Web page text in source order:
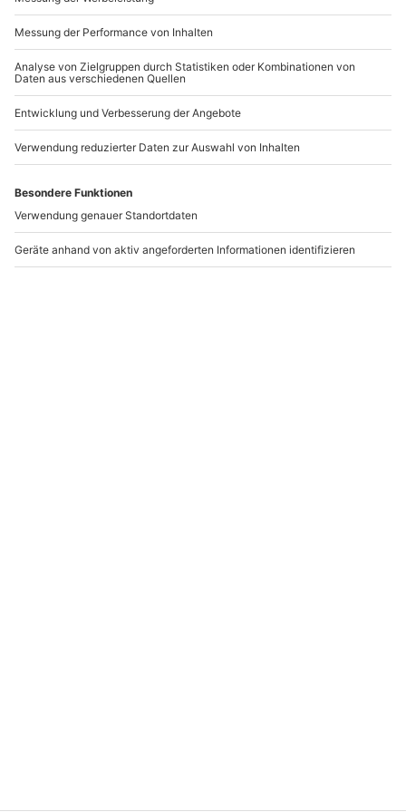
-15% CLUB DEAL
Gleitschirm
Tandemflug
Ennetbürgen
Ennetbürgen
1 Person
5 (1) 179,90 €
-15% CLUB DEAL
Gleitschirm-
Tandemflug Marbach
1 Person
5 (3) 136,90 €